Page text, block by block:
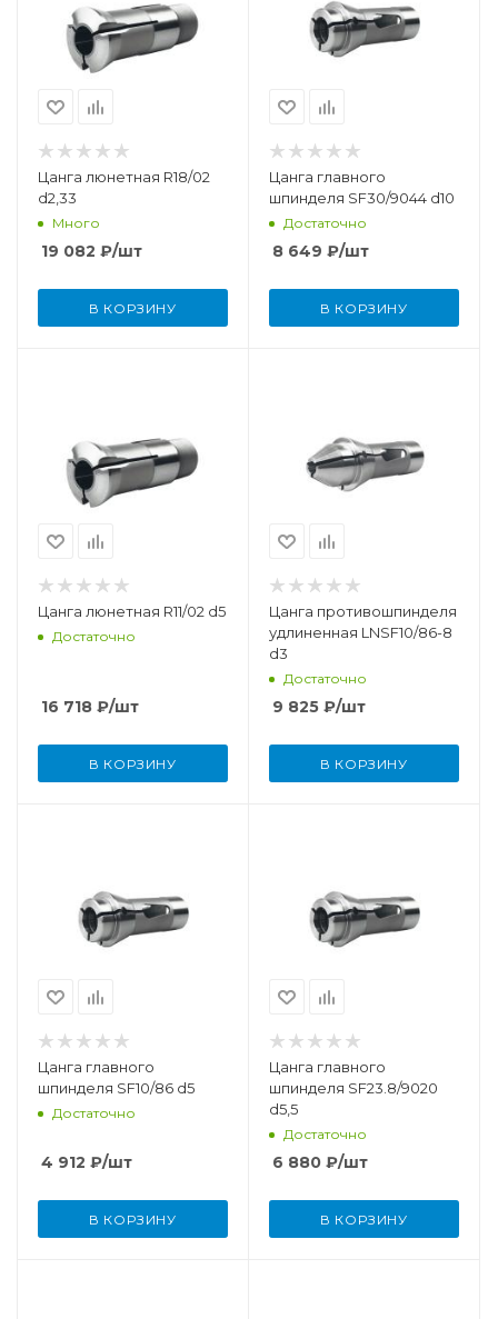
Цанга люнетная R18/02
d2,33
Много
19 082 ₽/шт
В КОРЗИНУ
Цанга главного
шпинделя SF30/9044 d10
Достаточно
8 649 ₽/шт
В КОРЗИНУ
Цанга люнетная R11/02 d5
Достаточно
16 718 ₽/шт
В КОРЗИНУ
Цанга противошпинделя
удлиненная LNSF10/86-8
d3
Достаточно
9 825 ₽/шт
В КОРЗИНУ
Цанга главного
шпинделя SF10/86 d5
Достаточно
4 912 ₽/шт
В КОРЗИНУ
Цанга главного
шпинделя SF23.8/9020
d5,5
Достаточно
6 880 ₽/шт
В КОРЗИНУ